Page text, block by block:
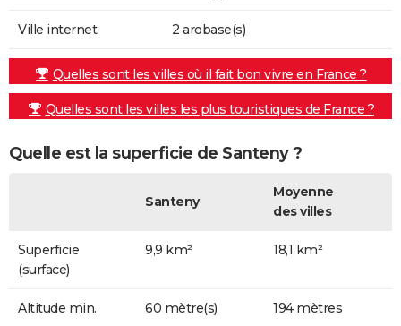
Ville internet 2 arobase(s)
Quelles sont les villes où il fait bon vivre en France ?
Quelles sont les villes les plus touristiques de France ?
Quelle est la superficie de Santeny ?
Santeny
Moyenne
des villes
Superficie
(surface)
9,9 km² 18,1 km²
Altitude min. 60 mètre(s) 194 mètres